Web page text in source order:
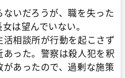
いだろうが、職を失った
は望んでいない。
相談所が行動を起こさず
った。警察は殺人犯を釈
あったので、過剰な施策